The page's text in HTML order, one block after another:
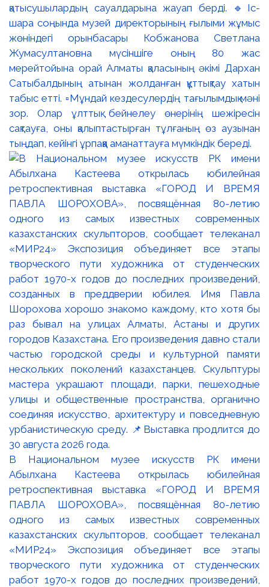
қатысушылардың сауалдарына жауап берді. 🔹Іс-
шара соңында музей директорының ғылыми жұмыс
жөніндегі орынбасары Кобжанова Светлана
Жумасултановна мүсіншіге оның 80 жас
мерейтойына орай Алматы қаласының әкімі Дархан
Сатыбалдының атынан жолданған құттықтау хатын
табыс етті. ▫️Мұндай кездесулердің тағылымдық мәні
зор. Олар ұлттық бейнелеу өнерінің шежіресін
сақтауға, оны қалыптастырған тұлғаның өз аузынан
тыңдап, кейінгі ұрпаққа аманаттауға мүмкіндік береді.
В Национальном музее искусств РК имени
Абылхана Кастеева открылась юбилейная
ретроспективная выставка «ГОРОД И ВРЕМЯ
ПАВЛА ШОРОХОВА», посвящённая 80-летию
одного из самых известных современных
казахстанских скульпторов, сообщает телеканал
«МИР24» Экспозиция объединяет все этапы
творческого пути художника от студенческих
работ 1970-х годов до последних произведений,